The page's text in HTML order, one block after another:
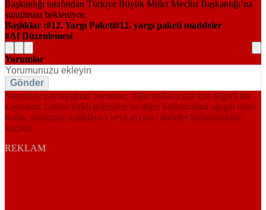
Başlıklar : 12. Yargı Paketi 12. yargı paketi maddeler
Af Düzenlemesi
Yorumlar
Gönder
Sitemizde paylaştığınız yorumlar, diğer kullanıcılar için değerli bir
kaynaktır. Lütfen farklı görüşlere ve diğer kullanıcılara saygılı olun.
Kaba, saldırgan, aşağılayıcı veya ayrımcı ifadeler kullanmaktan
kaçının.
REKLAM